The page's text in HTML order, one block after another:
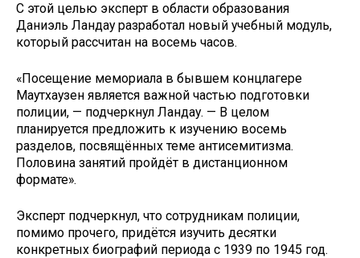
С этой целью эксперт в области образования
Даниэль Ландау разработал новый учебный модуль,
который рассчитан на восемь часов.
«Посещение мемориала в бывшем концлагере
Маутхаузен является важной частью подготовки
полиции, — подчеркнул Ландау. — В целом
планируется предложить к изучению восемь
разделов, посвящённых теме антисемитизма.
Половина занятий пройдёт в дистанционном
формате».
Эксперт подчеркнул, что сотрудникам полиции,
помимо прочего, придётся изучить десятки
конкретных биографий периода с 1939 по 1945 год.